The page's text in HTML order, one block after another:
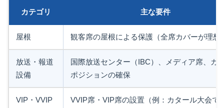
カテゴリ 主な要件
屋根 観客席の屋根による保護（全席カバーが理想
放送・報道
設備
国際放送センター（IBC）、メディア席、カ
ポジションの確保
VIP・VVIP
VVIP席・VIP席の設置（例：カタール大会で